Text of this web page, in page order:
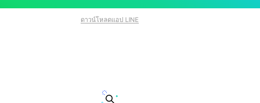
ดาวน์โหลดแอป LINE